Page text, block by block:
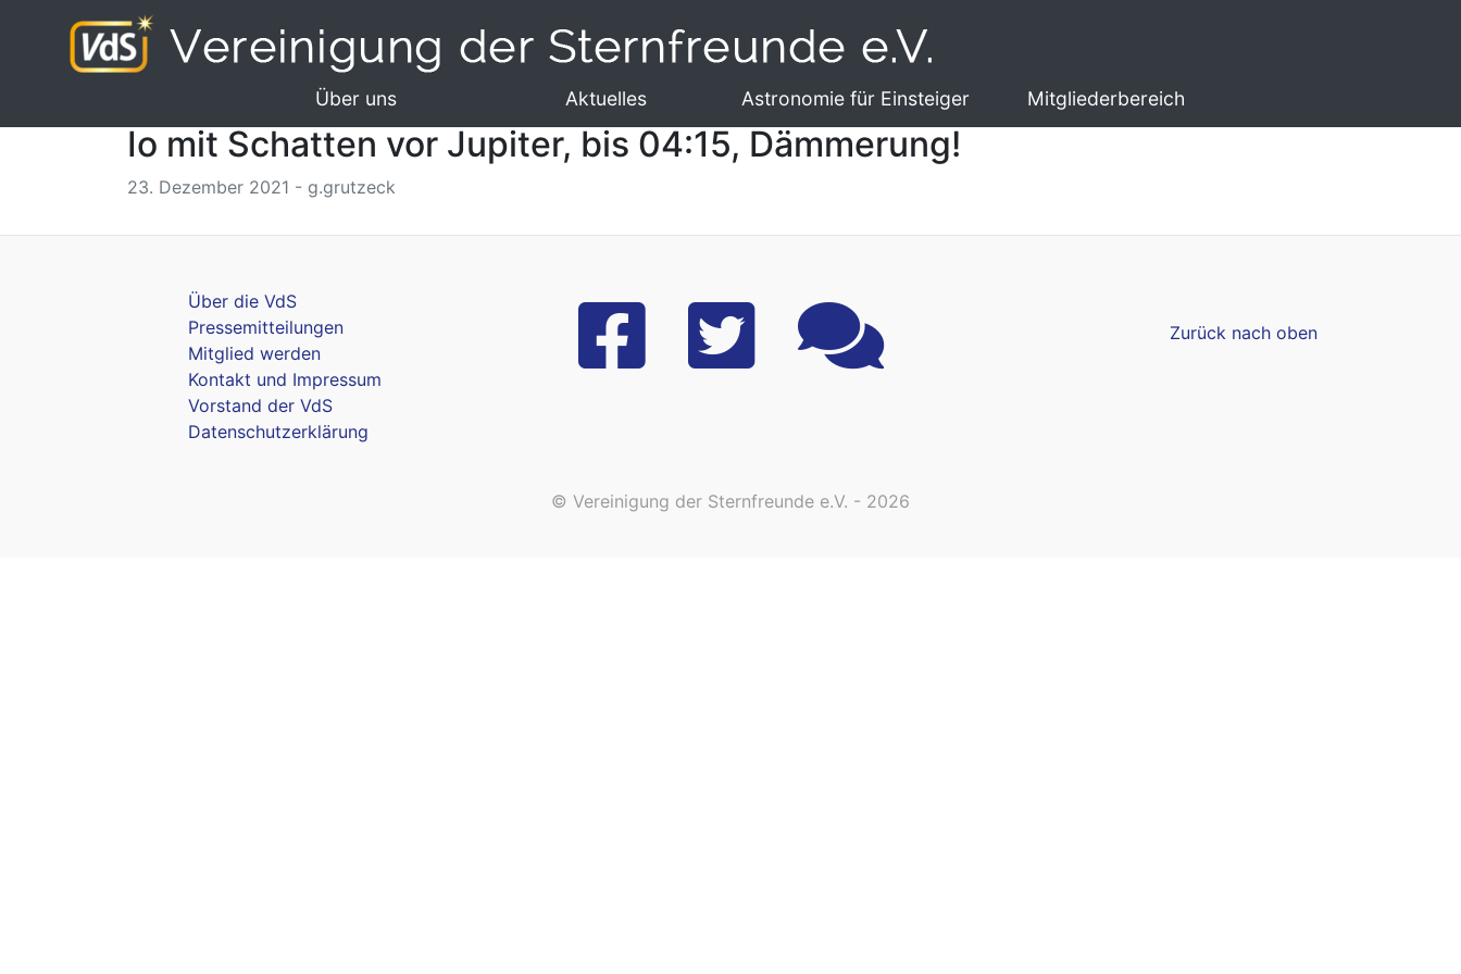
Über uns Aktuelles Astronomie für Einsteiger Mitgliederbereich
Io mit Schatten vor Jupiter, bis 04:15, Dämmerung!
23. Dezember 2021 - g.grutzeck
Über die VdS
Pressemitteilungen
Mitglied werden
Kontakt und Impressum
Vorstand der VdS
Datenschutzerklärung
Zurück nach oben
© Vereinigung der Sternfreunde e.V. - 2026